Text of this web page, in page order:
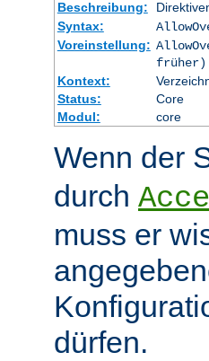
Beschreibung:
Syntax:
Voreinstellung:
früher)
Kontext:
Status:
Core
Modul:
core
Wenn der
durch
muss er
dürfen.